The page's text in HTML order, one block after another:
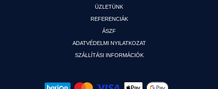
ÜZLETÜNK
REFERENCIÁK
ÁSZF
ADATVÉDELMI NYILATKOZAT
SZÁLLÍTÁSI INFORMÁCIÓK